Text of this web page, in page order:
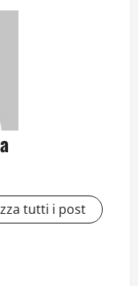
tutti i post